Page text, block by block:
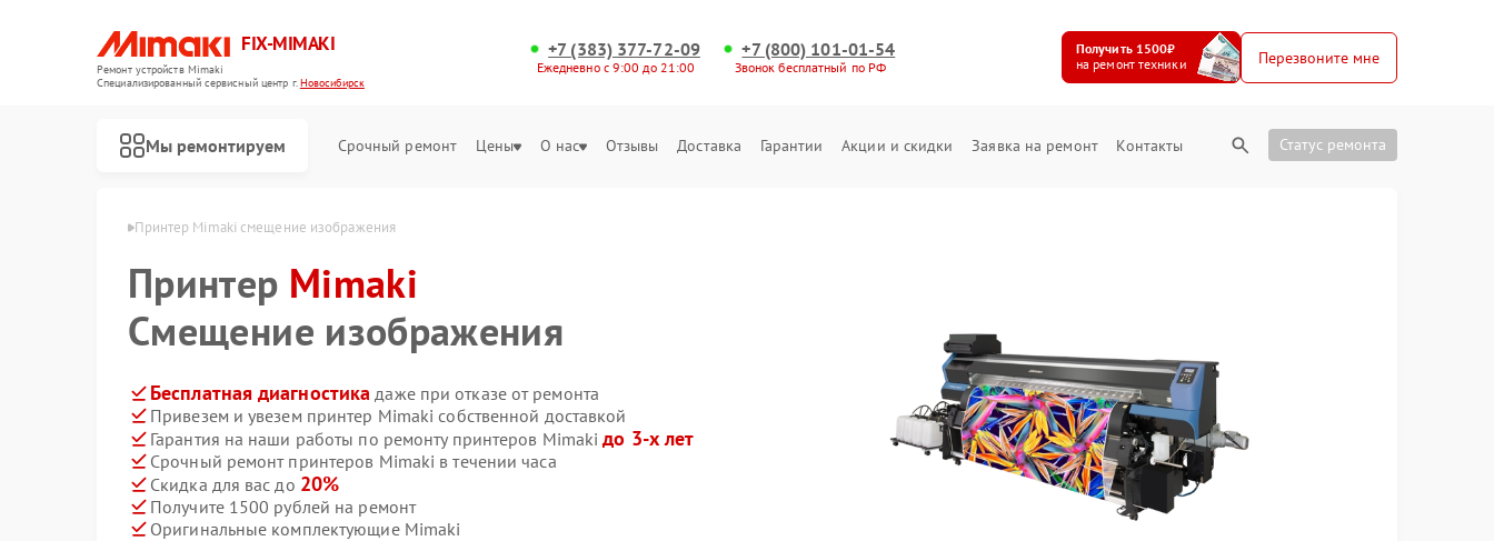
FIX-MIMAKI
Ремонт устройств Mimaki
Специализированный cервисный центр г.Новосибирск
+7 (383) 377-72-09
Ежедневно с 9:00 до 21:00
+7 (800) 101-01-54
Звонок бесплатный по РФ
Получить 1500₽
на ремонт техники
Перезвоните мне
Мы ремонтируем Срочный ремонт Цены О нас Отзывы Доставка Гарантии Акции и скидки Заявка на ремонт Контакты Статус ремонта
Принтер Mimaki смещение изображения
Принтер Mimaki
Смещение изображения
Бесплатная диагностика даже при отказе от ремонта
Привезем и увезем принтер Mimaki собственной доставкой
Гарантия на наши работы по ремонту принтеров Mimakiдо 3-х лет
Срочный ремонт принтеров Mimaki в течении часа
Скидка для вас до 20%
Получите 1500 рублей на ремонт
Оригинальные комплектующие Mimaki